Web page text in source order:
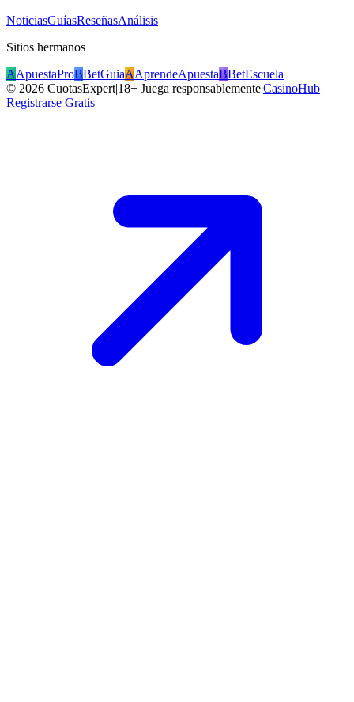
NoticiasGuíasReseñasAnálisis
Sitios hermanos
AApuestaProBBetGuiaAAprendeApuestaBBetEscuela
© 2026 CuotasExpert|18+ Juega responsablemente|CasinoHub
Registrarse Gratis